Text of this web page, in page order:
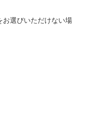
選びいただけない場